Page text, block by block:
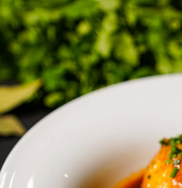
60
Ein Klassiker, der
Burgis Kartoffelklößen
wie bei Oma.